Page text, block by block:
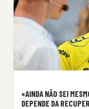
«AINDA NÃO SEI
DEPENDE DA